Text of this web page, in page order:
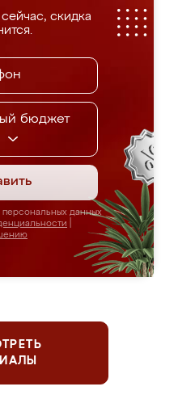
скидка
бюджет
данных